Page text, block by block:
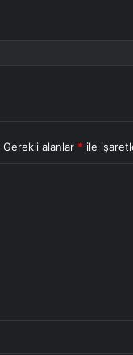
Gerekli alanlar * ile